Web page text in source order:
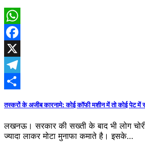
WhatsApp
Facebook
X
Telegram
तस्करों के अजीब कारनामे: कोई कॉफी मशीन में तो कोई पेट में
लखनऊ। सरकार की सख्ती के बाद भी लोग
ज्यादा लाकर मोटा मुनाफा कमाते है। इसके…